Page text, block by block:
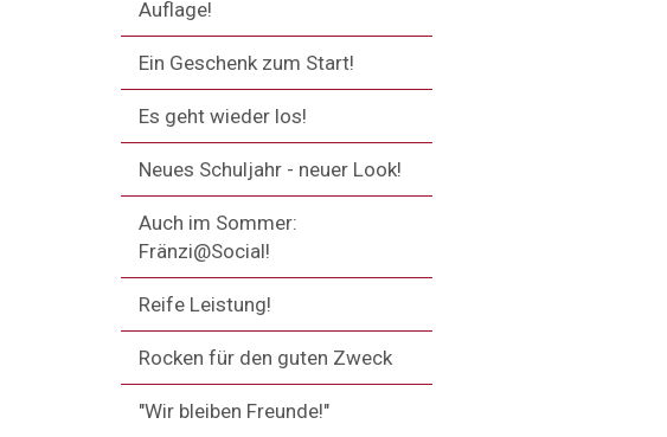
Auflage!
Ein Geschenk zum Start!
Es geht wieder los!
Neues Schuljahr - neuer Look!
Auch im Sommer:
Fränzi@Social!
Reife Leistung!
Rocken für den guten Zweck
"Wir bleiben Freunde!"